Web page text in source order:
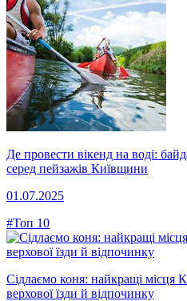
Де провести вікенд на воді:
серед пейзажів Київщини
01.07.2025
#Топ 10
Сідлаємо коня: найкращі місця
верхової їзди й відпочинку